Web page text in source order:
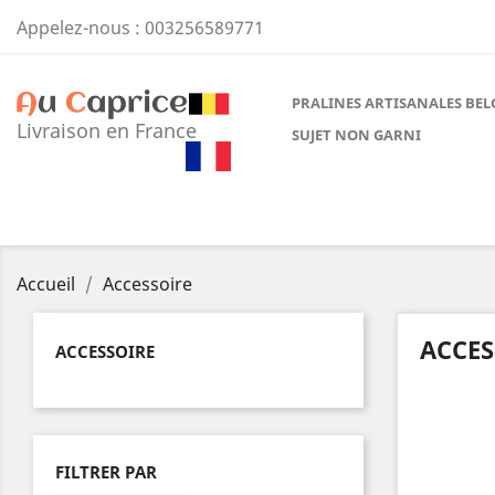
Appelez-nous : 003256589771
Livraison en France
PRALINES ARTISANALES
SUJET NON GARNI
Accueil Accessoire
ACCESSOIRE
FILTRER PAR